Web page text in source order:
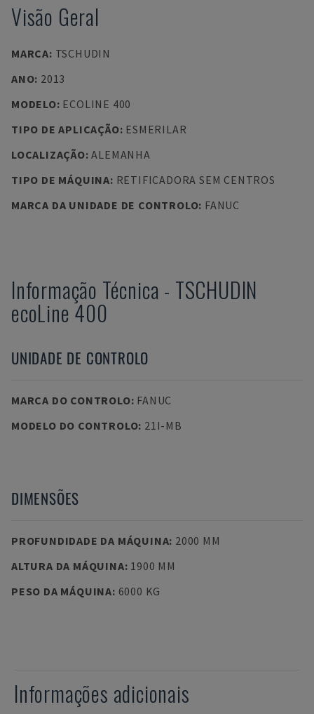
Visão Geral
MARCA: TSCHUDIN
ANO: 2013
MODELO: ECOLINE 400
TIPO DE APLICAÇÃO: ESMERILAR
LOCALIZAÇÃO:ALEMANHA
TIPO DE MÁQUINA: RETIFICADORA SEM CENTROS
MARCA DA UNIDADE DE CONTROLO: FANUC
Informação Técnica - TSCHUDIN
ecoLine 400
UNIDADE DE CONTROLO
MARCA DO CONTROLO: FANUC
MODELO DO CONTROLO: 21I-MB
DIMENSÕES
PROFUNDIDADE DA MÁQUINA: 2000 MM
ALTURA DA MÁQUINA: 1900 MM
PESO DA MÁQUINA: 6000 KG
Informações adicionais